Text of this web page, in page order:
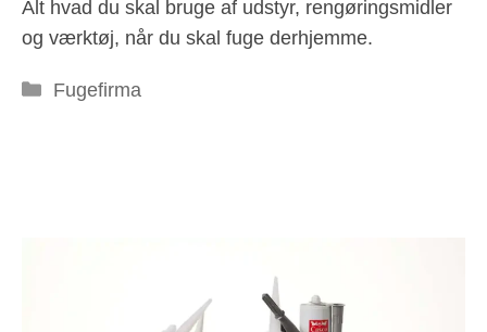
Alt hvad du skal bruge af udstyr, rengøringsmidler
og værktøj, når du skal fuge derhjemme.
Kategorier
Fugefirma